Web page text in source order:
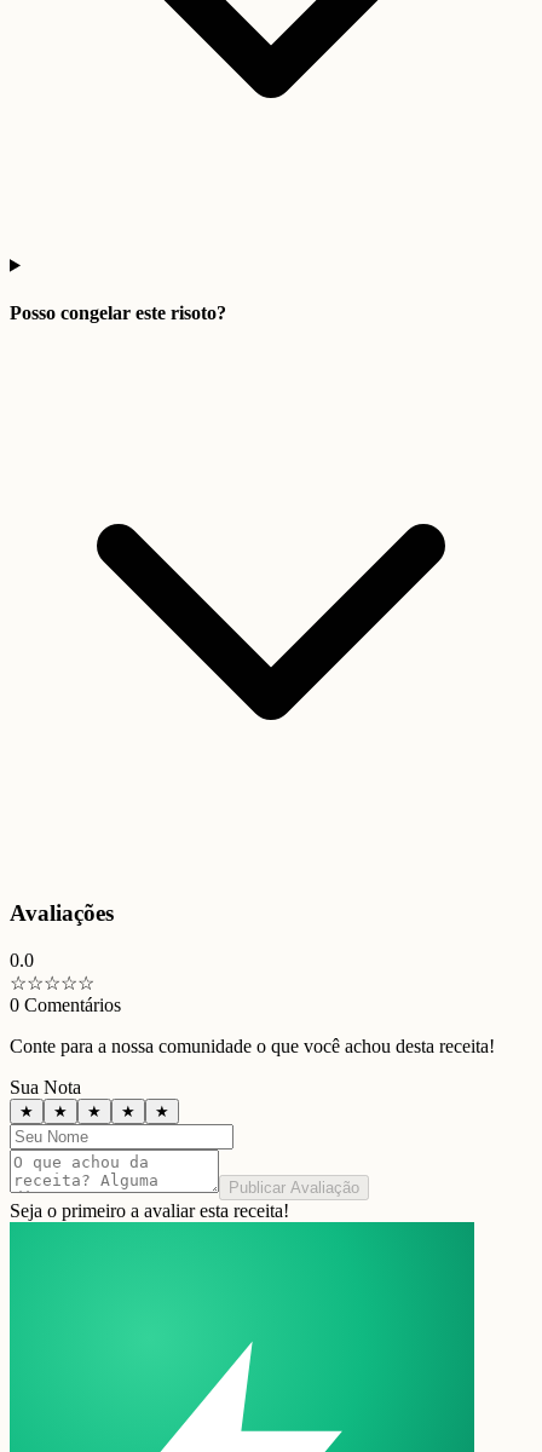
Posso congelar este risoto?
Avaliações
0.0
☆☆☆☆☆
0 Comentários
Conte para a nossa comunidade o que você achou desta receita!
Sua Nota
★ ★ ★ ★ ★
Publicar Avaliação
Seja o primeiro a avaliar esta receita!